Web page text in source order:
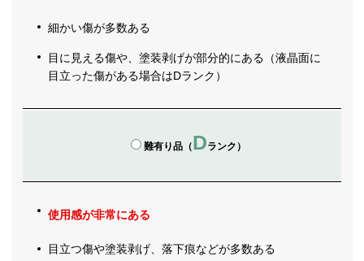
細かい傷が多数ある
目に見える傷や、塗装剥げが部分的にある（液晶面に
目立った傷がある場合はDランク）
難有り品（Dランク）
使用感が非常にある
目立つ傷や塗装剥げ、落下痕などが多数ある